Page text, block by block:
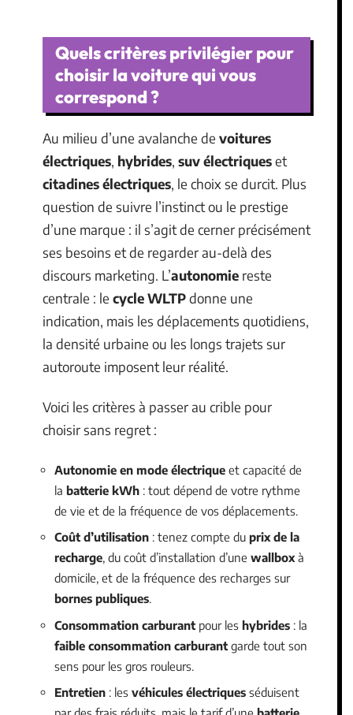
Quels critères privilégier pour
choisir la voiture qui vous
correspond ?
Au milieu d’une avalanche de voitures
électriques, hybrides, suv électriqueset
citadines électriques, le choix se durcit. Plus
question de suivre l’instinct ou le prestige
d’une marque : il s’agit de cerner précisément
ses besoins et de regarder au-delà des
discours marketing. L’autonomie reste
centrale : le cycle WLTPdonne une
indication, mais les déplacements quotidiens,
la densité urbaine ou les longs trajets sur
autoroute imposent leur réalité.
Voici les critères à passer au crible pour
choisir sans regret :
Autonomie en mode électrique et capacité de
la batterie kWh : tout dépend de votre rythme
de vie et de la fréquence de vos déplacements.
Coût d’utilisation : tenez compte du prix de la
recharge, du coût d’installation d’une wallbox à
domicile, et de la fréquence des recharges sur
bornes publiques.
Consommation carburant pour les hybrides : la
faible consommation carburant garde tout son
sens pour les gros rouleurs.
Entretien : les véhicules électriques séduisent